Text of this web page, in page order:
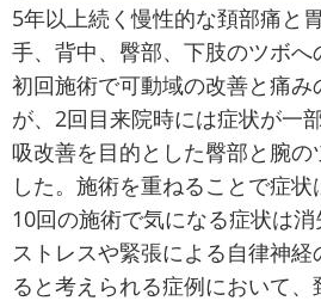
5年以上続く慢性的な頚部痛と
手、背中、臀部、下肢のツボへ
初回施術で可動域の改善と痛み
が、2回目来院時には症状が一
吸改善を目的とした臀部と腕の
した。施術を重ねることで症状
10回の施術で気になる症状は消
ストレスや緊張による自律神
ると考えられる症例において